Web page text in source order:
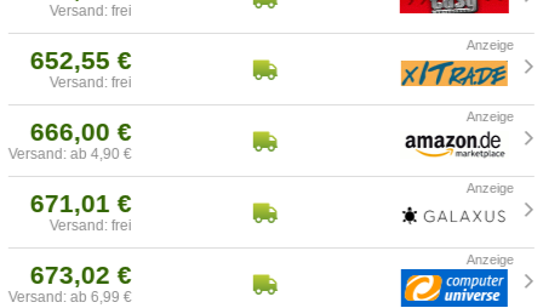
Versand: frei
652,55 €
Versand: frei
666,00 €
Versand: ab 4,90 €
671,01 €
Versand: frei
673,02 €
Versand: ab 6,99 €